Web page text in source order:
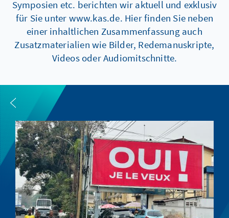
Symposien etc. berichten wir aktuell und exklusiv
für Sie unter www.kas.de. Hier finden Sie neben
einer inhaltlichen Zusammenfassung auch
Zusatzmaterialien wie Bilder, Redemanuskripte,
Videos oder Audiomitschnitte.